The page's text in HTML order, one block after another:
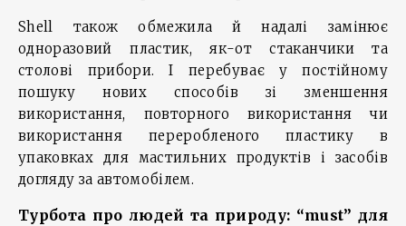
Shell також обмежила й надалі замінює
одноразовий пластик, як-от стаканчики та
столові прибори. І перебуває у постійному
пошуку нових способів зі зменшення
використання, повторного використання чи
використання переробленого пластику в
упаковках для мастильних продуктів і засобів
догляду за автомобілем.
Турбота про людей та природу: “must” для